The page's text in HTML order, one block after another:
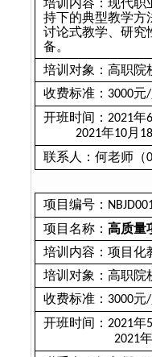
培训内容：现代职
持下的典型教学方
讨论式教学、研究
备。
培训对象：高职院
收费标准： 3000元/
开班时间： 2021年6
2021年10月 18
联系人：何老师（
项目编号：
项目名称： 高质量
培训内容：项目化
培训对象：高职院
收费标准： 3000元/
开班时间： 2021年5
2021年